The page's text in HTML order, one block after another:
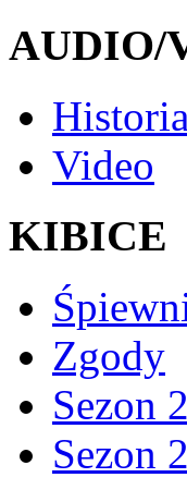
AUDIO/
Historia
Video
KIBICE
Zgody
Sezon
Sezon